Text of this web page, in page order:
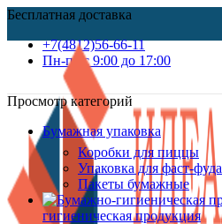
Бесплатная доставка
+7(4812)56-66-11
Пн-пт c 9:00 до 17:00
Просмотр категорий
Бумажная упаковка
Коробки для пиццы
Упаковка для фаст-фуда
Пакеты бумажные
гигиеническая продукция